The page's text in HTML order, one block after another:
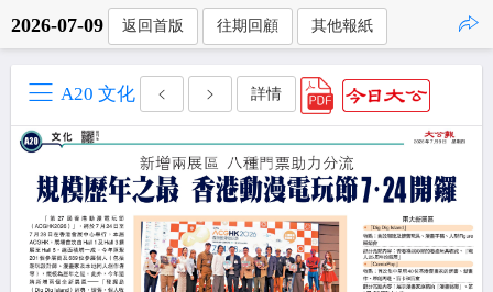
2026-07-09 返回首版 往期回顧 其他報紙
A20 文化 詳情